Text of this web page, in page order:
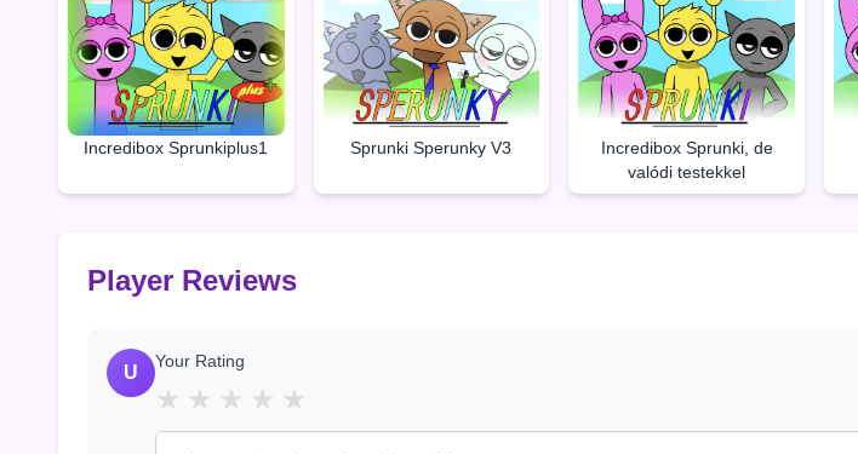
Incredibox Sprunkiplus1 Sprunki Sperunky V3
Incredibox Sprunki, de
valódi testekkel
Player Reviews
U
Your Rating
★ ★ ★ ★ ★